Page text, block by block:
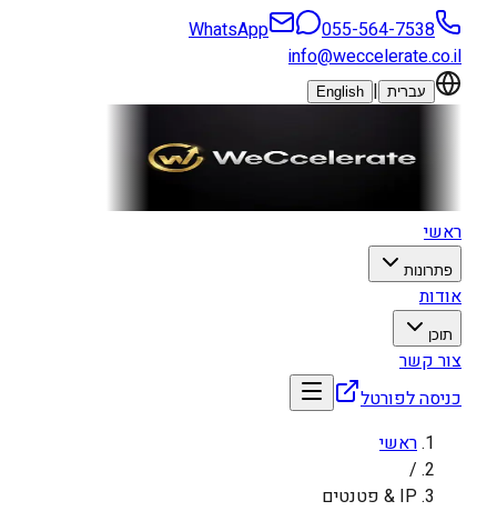
055-564-7538
WhatsApp
info@weccelerate.co.il
עברית |
English
ראשי
פתרונות
אודות
תוכן
צור קשר
כניסה לפורטל
ראשי
/
IP & פטנטים